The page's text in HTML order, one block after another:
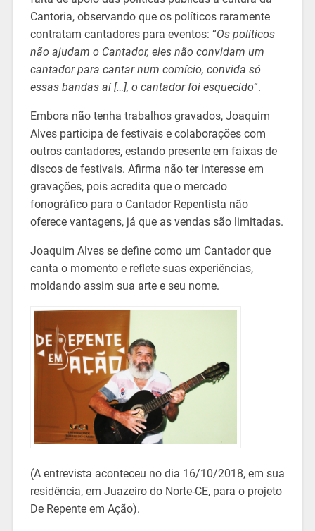
Cantoria, observando que os políticos raramente
contratam cantadores para eventos: “Os políticos
não ajudam o Cantador, eles não convidam um
cantador para cantar num comício, convida só
essas bandas aí […], o cantador foi esquecido“.
Embora não tenha trabalhos gravados, Joaquim
Alves participa de festivais e colaborações com
outros cantadores, estando presente em faixas de
discos de festivais. Afirma não ter interesse em
gravações, pois acredita que o mercado
fonográfico para o Cantador Repentista não
oferece vantagens, já que as vendas são limitadas.
Joaquim Alves se define como um Cantador que
canta o momento e reflete suas experiências,
moldando assim sua arte e seu nome.
(A entrevista aconteceu no dia 16/10/2018, em sua
residência, em Juazeiro do Norte-CE, para o projeto
De Repente em Ação).